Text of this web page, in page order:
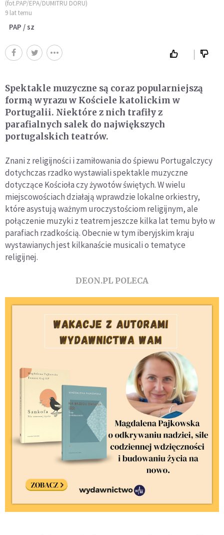
(fot.PAP/EPA/DUMITRU DORU)
9 lat temu
PAP / sz
Spektakle muzyczne są coraz popularniejszą
formą wyrazu w Kościele katolickim w
Portugalii. Niektóre z nich trafiły z
parafialnych salek do największych
portugalskich teatrów.
Znani z religijności i zamiłowania do śpiewu Portugalczycy
dotychczas rzadko wystawiali spektakle muzyczne
dotyczące Kościoła czy żywotów świętych. W wielu
miejscowościach działają wprawdzie lokalne orkiestry,
które asystują ważnym uroczystościom religijnym, ale
połączenie muzyki z teatrem jeszcze kilka lat temu było w
parafiach rzadkością. Obecnie w tym iberyjskim kraju
wystawianych jest kilkanaście musicali o tematyce
religijnej.
DEON.PL POLECA